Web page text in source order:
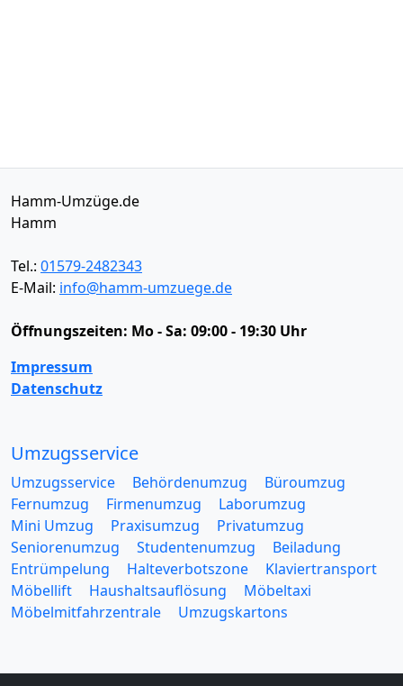
Hamm-Umzüge.de
Hamm
Tel.: 01579-2482343
E-Mail: info@hamm-umzuege.de
Öffnungszeiten: Mo - Sa: 09:00 - 19:30 Uhr
Impressum
Datenschutz
Umzugsservice
Umzugsservice Behördenumzug
Büroumzug
Fernumzug
Firmenumzug
Laborumzug
Mini Umzug
Praxisumzug
Privatumzug
Seniorenumzug
Studentenumzug
Beiladung
Entrümpelung
Halteverbotszone
Klaviertransport
Möbellift
Haushaltsauflösung
Möbeltaxi
Möbelmitfahrzentrale
Umzugskartons